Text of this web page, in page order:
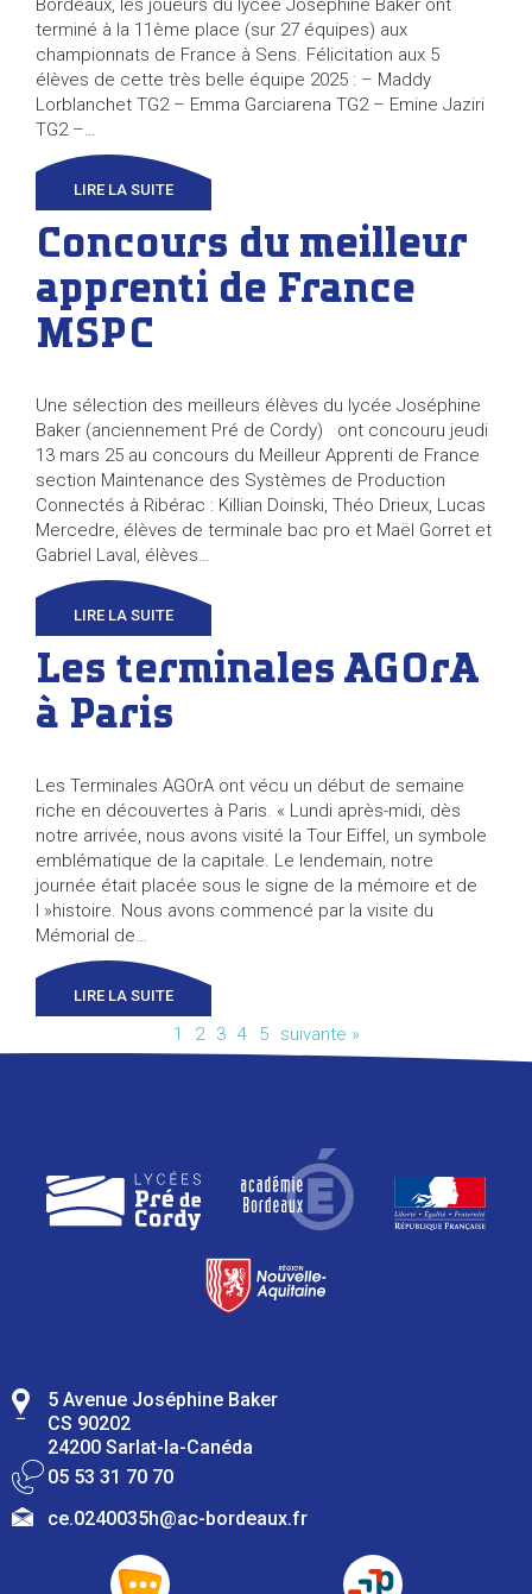
Bordeaux, les joueurs du lycée Joséphine Baker ont
terminé à la 11ème place (sur 27 équipes) aux
championnats de France à Sens. Félicitation aux 5
élèves de cette très belle équipe 2025 : – Maddy
Lorblanchet TG2 – Emma Garciarena TG2 – Emine Jaziri
TG2 –…
LIRE LA SUITE
Concours du meilleur
apprenti de France
MSPC
Une sélection des meilleurs élèves du lycée Joséphine
Baker (anciennement Pré de Cordy) ont concouru jeudi
13 mars 25 au concours du Meilleur Apprenti de France
section Maintenance des Systèmes de Production
Connectés à Ribérac : Killian Doinski, Théo Drieux, Lucas
Mercedre, élèves de terminale bac pro et Maël Gorret et
Gabriel Laval, élèves…
LIRE LA SUITE
Les terminales AGOrA
à Paris
Les Terminales AGOrA ont vécu un début de semaine
riche en découvertes à Paris. « Lundi après-midi, dès
notre arrivée, nous avons visité la Tour Eiffel, un symbole
emblématique de la capitale. Le lendemain, notre
journée était placée sous le signe de la mémoire et de
l »histoire. Nous avons commencé par la visite du
Mémorial de…
LIRE LA SUITE
1 2 3 4 5 suivante »
5 Avenue Joséphine Baker
CS 90202
24200 Sarlat-la-Canéda
05 53 31 70 70
ce.0240035h@ac-bordeaux.fr